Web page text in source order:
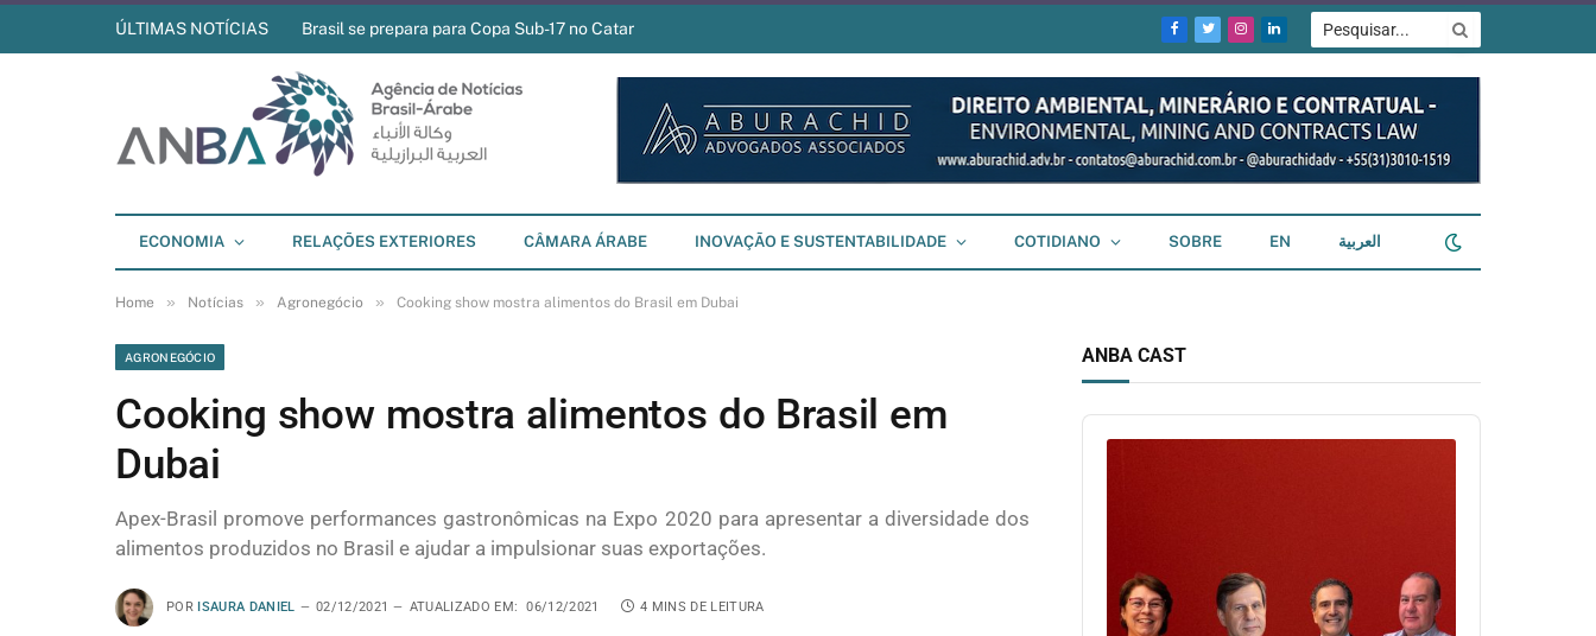
ÚLTIMAS NOTÍCIAS Brasil se prepara para Copa Sub-17 no Catar
Facebook
TwitterInstagram
LinkedIn
ECONOMIA RELAÇÕES EXTERIORES CÂMARA ÁRABE INOVAÇÃO E SUSTENTABILIDADE COTIDIANO SOBRE EN العربية
Home » Notícias » Agronegócio » Cooking show mostra alimentos do Brasil em Dubai
AGRONEGÓCIO
Cooking show mostra alimentos do Brasil em
Dubai
Apex-Brasil promove performances gastronômicas na Expo 2020 para apresentar a diversidade dos
alimentos produzidos no Brasil e ajudar a impulsionar suas exportações.
POR ISAURA DANIEL 02/12/2021 ATUALIZADO EM: 06/12/2021 4 MINS DE LEITURA
ANBA CAST
Audio
Player